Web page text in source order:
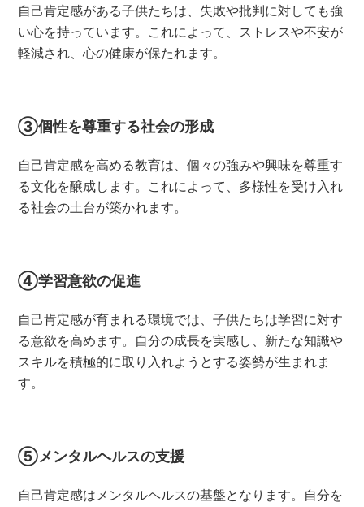
自己肯定感がある子供たちは、失敗や批判に対しても強
い心を持っています。これによって、ストレスや不安が
軽減され、心の健康が保たれます。
③個性を尊重する社会の形成
自己肯定感を高める教育は、個々の強みや興味を尊重す
る文化を醸成します。これによって、多様性を受け入れ
る社会の土台が築かれます。
④学習意欲の促進
自己肯定感が育まれる環境では、子供たちは学習に対す
る意欲を高めます。自分の成長を実感し、新たな知識や
スキルを積極的に取り入れようとする姿勢が生まれま
す。
⑤メンタルヘルスの支援
自己肯定感はメンタルヘルスの基盤となります。自分を